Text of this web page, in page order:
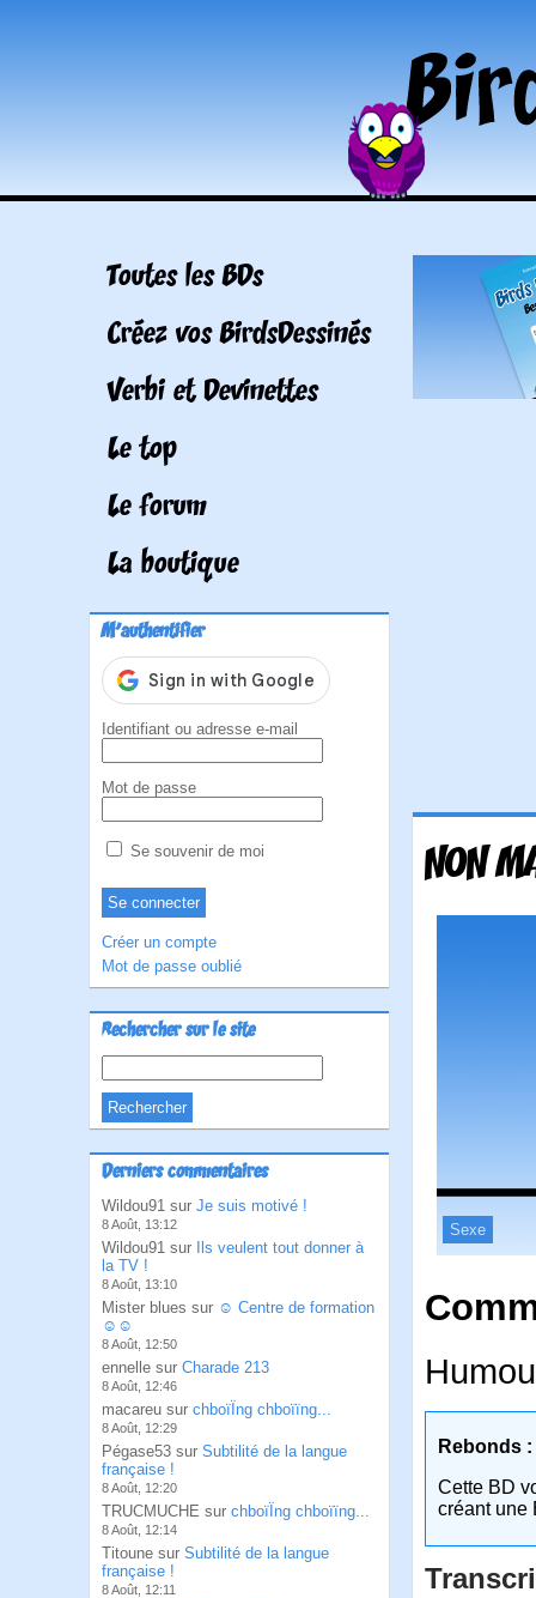
Toutes les BDs
Créez vos BirdsDessinés
Verbi et Devinettes
Le top
Le forum
La boutique
M'authentifier
Identifiant ou adresse e-mail
Mot de passe
Se souvenir de moi
Créer un compte
Mot de passe oublié
Rechercher sur le site
Derniers commentaires
Wildou91 sur Je suis motivé !
8 Août, 13:12
Wildou91 sur
Ils veulent tout donner à
la TV !
8 Août, 13:10
Mister blues sur ☺ Centre de formation
☺☺
8 Août, 12:50
ennelle sur Charade 213
8 Août, 12:46
macareu sur chboïÏng chboïïng...
8 Août, 12:29
Pégase53 sur Subtilité de la langue
française !
8 Août, 12:20
TRUCMUCHE sur chboïÏng chboïïng...
8 Août, 12:14
Titoune sur Subtilité de la langue
française !
8 Août, 12:11
NON
Sexe
Rebonds :
Cette BD
créant une